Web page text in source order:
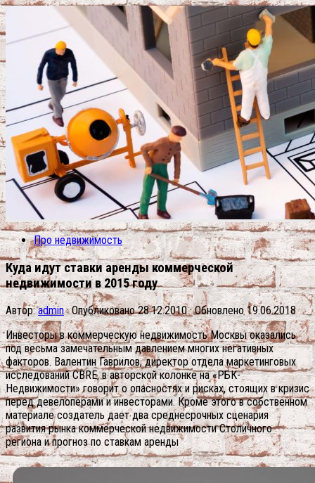
Про недвижимость
Куда идут ставки аренды коммерческой
недвижимости в 2015 году
Автор:admin · Опубликовано28.12.2010· Обновлено19.06.2018
Инвесторы в коммерческую недвижимость Москвы оказались
под весьма замечательным давлением многих негативных
факторов. Валентин Гаврилов, директор отдела маркетинговых
исследований CBRE, в авторской колонке на «РБК-
Недвижимости» говорит о опасностях и рисках, стоящих в кризис
перед девелоперами и инвесторами. Кроме этого в собственном
материале создатель дает два среднесрочных сценария
развития рынка коммерческой недвижимости Столичного
региона и прогноз по ставкам аренды